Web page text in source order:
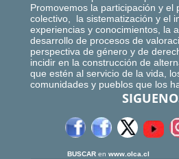
Promovemos la participación y el
colectivo, la sistematización y el
experiencias y conocimientos, la
desarrollo de procesos de
perspectiva de género y de
incidir en la construcción de
que estén al servicio de la vida,
comunidades y pueblos que los
BUSCAR en www.olca.cl